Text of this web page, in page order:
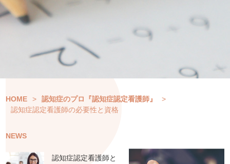
HOME > 認知症のプロ『認知症認定看護師』
>
認知症認定看護師の必要性と資格
NEWS
認知症認定看護師と